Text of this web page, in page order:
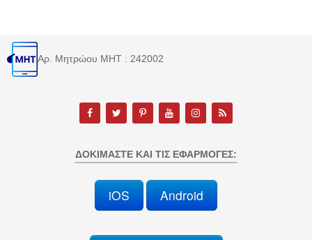
Αρ. Μητρώου MHT : 242002
ΔΟΚΙΜΆΣΤΕ ΚΑΙ ΤΙΣ ΕΦΑΡΜΟΓΈΣ:
iOS Android